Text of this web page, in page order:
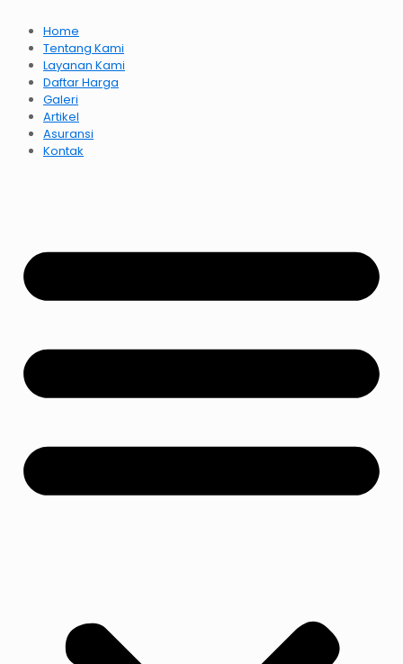
Home
Tentang Kami
Layanan Kami
Daftar Harga
Galeri
Artikel
Asuransi
Kontak